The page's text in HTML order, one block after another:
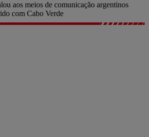
aos meios de comunicação argentinos
com Cabo Verde